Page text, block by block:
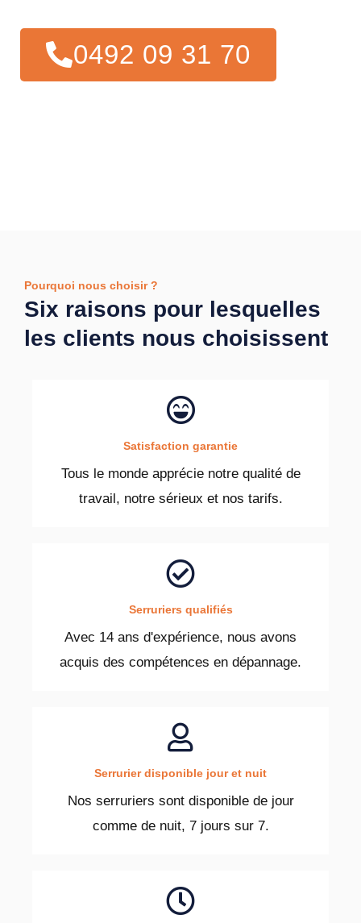
0492 09 31 70
Pourquoi nous choisir ?
Six raisons pour lesquelles
les clients nous choisissent
Satisfaction garantie
Tous le monde apprécie notre qualité de
travail, notre sérieux et nos tarifs.
Serruriers qualifiés
Avec 14 ans d'expérience, nous avons
acquis des compétences en dépannage.
Serrurier disponible jour et nuit
Nos serruriers sont disponible de jour
comme de nuit, 7 jours sur 7.